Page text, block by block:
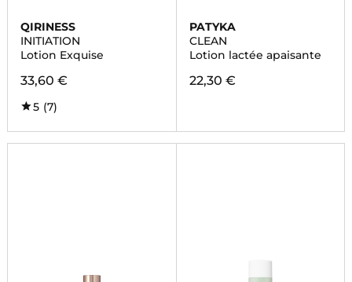
QIRINESS
INITIATION
Lotion Exquise
33,60 €
5 (7)
PATYKA
CLEAN
Lotion lactée apaisante
22,30 €